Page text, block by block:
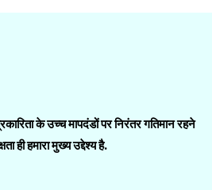
के उच्च मापदंडों पर निरंतर गतिमान रहने
ही हमारा मुख्य उद्देश्य है.